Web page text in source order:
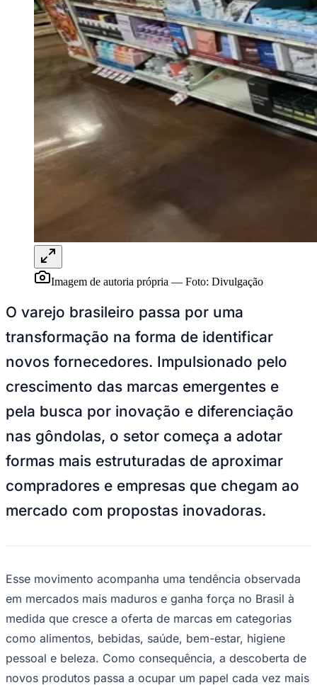
Goiás
Imagem de autoria própria — Foto: Divulgação
O varejo brasileiro passa por uma
transformação na forma de identificar
novos fornecedores. Impulsionado pelo
crescimento das marcas emergentes e
pela busca por inovação e diferenciação
nas gôndolas, o setor começa a adotar
formas mais estruturadas de aproximar
compradores e empresas que chegam ao
mercado com propostas inovadoras.
Esse movimento acompanha uma tendência observada
em mercados mais maduros e ganha força no Brasil à
medida que cresce a oferta de marcas em categorias
como alimentos, bebidas, saúde, bem-estar, higiene
pessoal e beleza. Como consequência, a descoberta de
novos produtos passa a ocupar um papel cada vez mais